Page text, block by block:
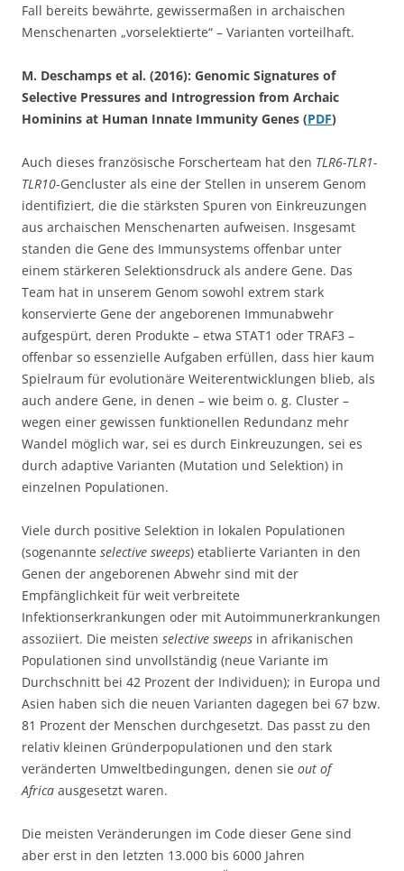
Fall bereits bewährte, gewissermaßen in archaischen
Menschenarten „vorselektierte“ – Varianten vorteilhaft.
M. Deschamps et al. (2016): Genomic Signatures of
Selective Pressures and Introgression from Archaic
Hominins at Human Innate Immunity Genes (PDF)
Auch dieses französische Forscherteam hat den TLR6-TLR1-
TLR10-Gencluster als eine der Stellen in unserem Genom
identifiziert, die die stärksten Spuren von Einkreuzungen
aus archaischen Menschenarten aufweisen. Insgesamt
standen die Gene des Immunsystems offenbar unter
einem stärkeren Selektionsdruck als andere Gene. Das
Team hat in unserem Genom sowohl extrem stark
konservierte Gene der angeborenen Immunabwehr
aufgespürt, deren Produkte – etwa STAT1 oder TRAF3 –
offenbar so essenzielle Aufgaben erfüllen, dass hier kaum
Spielraum für evolutionäre Weiterentwicklungen blieb, als
auch andere Gene, in denen – wie beim o. g. Cluster –
wegen einer gewissen funktionellen Redundanz mehr
Wandel möglich war, sei es durch Einkreuzungen, sei es
durch adaptive Varianten (Mutation und Selektion) in
einzelnen Populationen.
Viele durch positive Selektion in lokalen Populationen
(sogenannte selective sweeps) etablierte Varianten in den
Genen der angeborenen Abwehr sind mit der
Empfänglichkeit für weit verbreitete
Infektionserkrankungen oder mit Autoimmunerkrankungen
assoziiert. Die meisten selective sweeps in afrikanischen
Populationen sind unvollständig (neue Variante im
Durchschnitt bei 42 Prozent der Individuen); in Europa und
Asien haben sich die neuen Varianten dagegen bei 67 bzw.
81 Prozent der Menschen durchgesetzt. Das passt zu den
relativ kleinen Gründerpopulationen und den stark
veränderten Umweltbedingungen, denen sie out of
Africa ausgesetzt waren.
Die meisten Veränderungen im Code dieser Gene sind
aber erst in den letzten 13.000 bis 6000 Jahren